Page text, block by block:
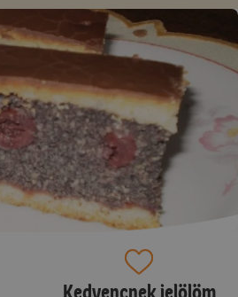
Kedvencnek jelölöm